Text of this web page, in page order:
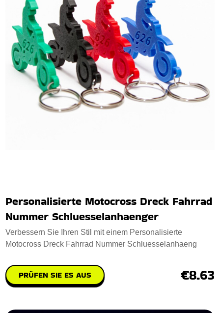
Personalisierte Motocross Dreck Fahrrad
Nummer Schluesselanhaenger
Verbessern Sie Ihren Stil mit einem Personalisierte
Motocross Dreck Fahrrad Nummer Schluesselanhaeng
PRÜFEN SIE ES AUS €8.63